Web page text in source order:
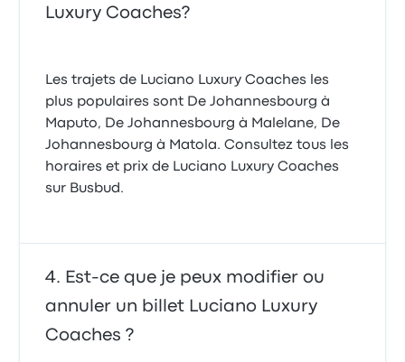
Luxury Coaches?
Les trajets de Luciano Luxury Coaches les
plus populaires sont De Johannesbourg à
Maputo, De Johannesbourg à Malelane, De
Johannesbourg à Matola. Consultez tous les
horaires et prix de Luciano Luxury Coaches
sur Busbud.
Est-ce que je peux modifier ou
annuler un billet Luciano Luxury
Coaches ?